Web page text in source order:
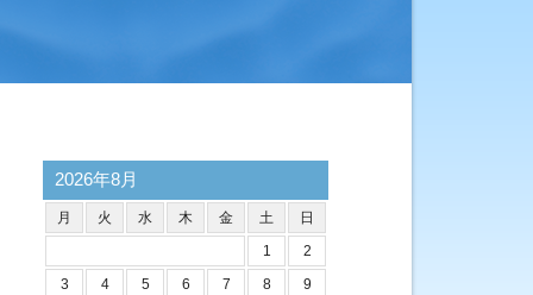
2026年8月
月 火 水 木 金 土
日
1
2
3
4 5 6 7 8 9